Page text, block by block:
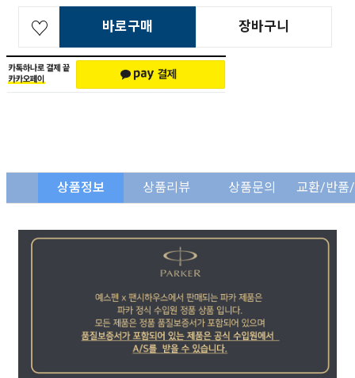
바로구매 장바구니
상품정보 상품리뷰 상품문의 교환/반품